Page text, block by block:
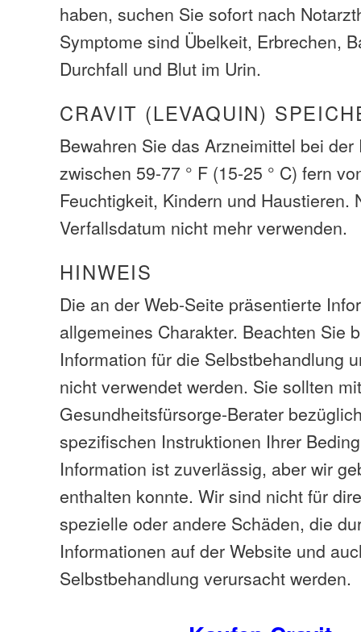
haben, suchen Sie sofort nach
Symptome sind Übelkeit, Erbrechen,
Durchfall und Blut im Urin.
CRAVIT (LEVAQUIN)
Bewahren Sie das Arzneimittel bei
zwischen 59-77 ° F (15-25 ° C) fern
Feuchtigkeit, Kindern und Haustieren.
Verfallsdatum nicht mehr verwenden.
HINWEIS
Die an der Web-Seite präsentierte
allgemeines Charakter. Beachten Sie
Information für die Selbstbehandlung
nicht verwendet werden. Sie sollten
Gesundheitsfürsorge-Berater
spezifischen Instruktionen Ihrer
Information ist zuverlässig, aber wir
enthalten konnte. Wir sind nicht für
spezielle oder andere Schäden, die
Informationen auf der Website und
Selbstbehandlung verursacht werden.